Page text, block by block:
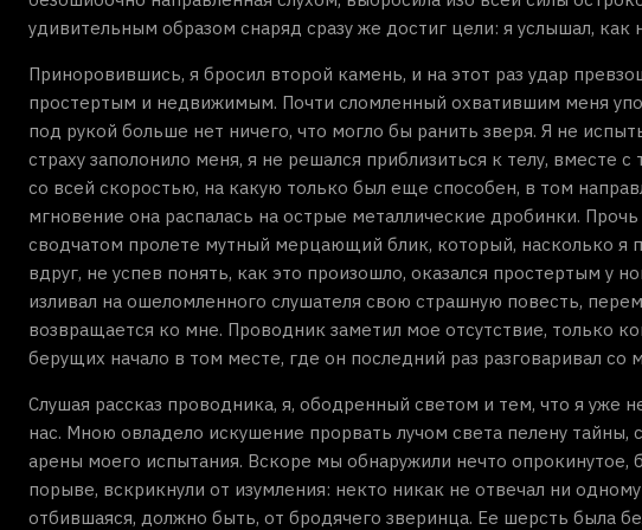
удивительным образом снаряд сразу же достиг цели: я услышал, как
Приноровившись, я бросил второй камень, и на этот раз удар
простертым и недвижимым. Почти сломленный охватившим меня
под рукой больше нет ничего, что могло бы ранить зверя. Я не
страху заполонило меня, я не решался приблизиться к телу,
со всей скоростью, на какую только был еще способен, в том
мгновение она распалась на острые металлические дробинки.
сводчатом пролете мутный мерцающий блик, который, насколько
вдруг, не успев понять, как это произошло, оказался простертым у
изливал на ошеломленного слушателя свою страшную повесть,
возвращается ко мне. Проводник заметил мое отсутствие, только
берущих начало в том месте, где он последний раз разговаривал
Слушая рассказ проводника, я, ободренный светом и тем, что я
нас. Мною овладело искушение прорвать лучом света пелену
арены моего испытания. Вскоре мы обнаружили нечто
порыве, вскрикнули от изумления: некто никак не отвечал ни
отбившаяся, должно быть, от бродячего зверинца. Ее шерсть была